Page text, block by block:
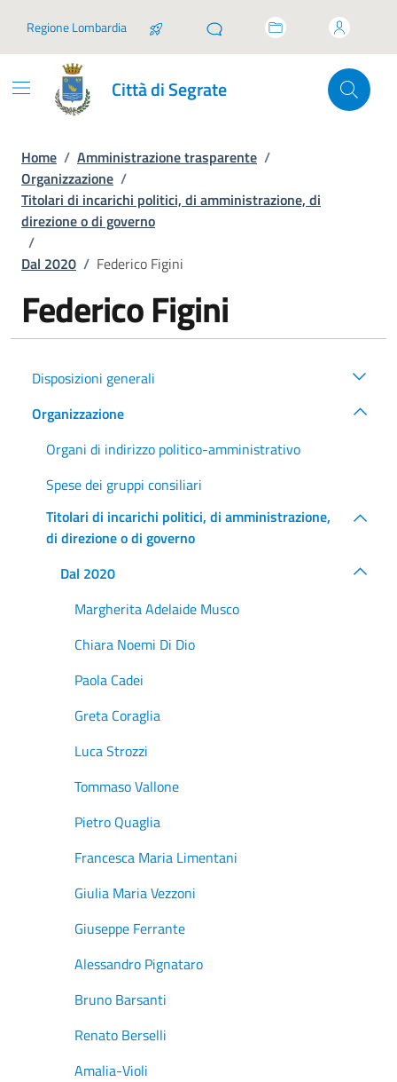
Regione Lombardia
Città di Segrate
Home / Amministrazione trasparente /
Organizzazione /
Titolari di incarichi politici, di amministrazione, di
direzione o di governo
/
Dal 2020 / Federico Figini
Federico Figini
Disposizioni generali
Organizzazione
Organi di indirizzo politico-amministrativo
Spese dei gruppi consiliari
Titolari di incarichi politici, di amministrazione,
di direzione o di governo
Dal 2020
Margherita Adelaide Musco
Chiara Noemi Di Dio
Paola Cadei
Greta Coraglia
Luca Strozzi
Tommaso Vallone
Pietro Quaglia
Francesca Maria Limentani
Giulia Maria Vezzoni
Giuseppe Ferrante
Alessandro Pignataro
Bruno Barsanti
Renato Berselli
Amalia-Violi